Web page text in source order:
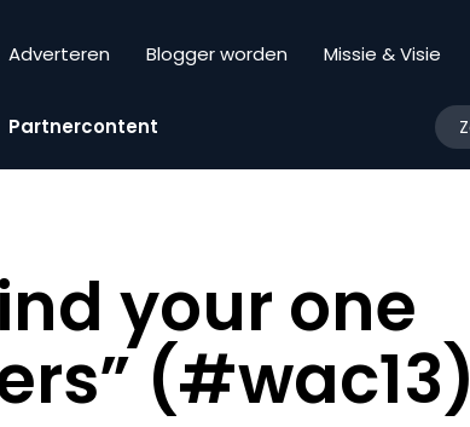
Adverteren Blogger worden Missie & Visie
Partnercontent
your one
(#wac13)